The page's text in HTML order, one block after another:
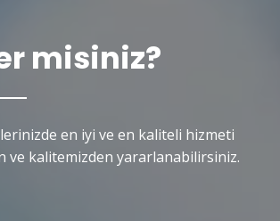
misiniz?
en iyi ve en kaliteli hizmeti
ve kalitemizden yararlanabilirsiniz.